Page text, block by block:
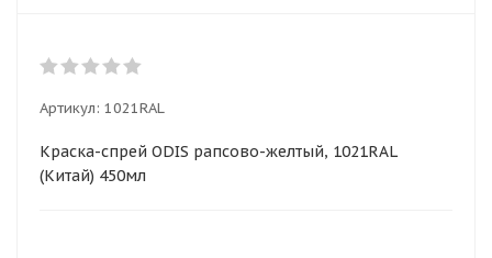
Артикул: 1021RAL
Краска-спрей ODIS рапсово-желтый, 1021RAL
(Китай) 450мл